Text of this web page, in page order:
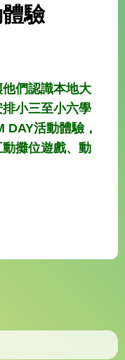
驗
們認識本地大
小三至小六學
DAY活動體驗，
攤位遊戲、動